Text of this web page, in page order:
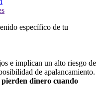
específico de tu
e implican un alto riesgo de
de apalancamiento.
dinero cuando